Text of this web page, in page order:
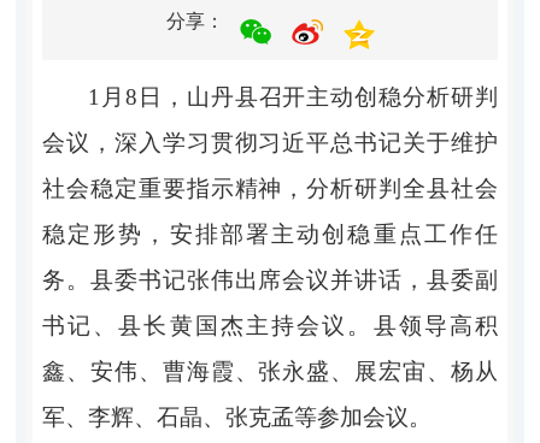
分享：
1月8日，山丹县召开主动创稳分析研判
会议，深入学习贯彻习近平总书记关于维护
社会稳定重要指示精神，分析研判全县社会
稳定形势，安排部署主动创稳重点工作任
务。县委书记张伟出席会议并讲话，县委副
书记、县长黄国杰主持会议。县领导高积
鑫、安伟、曹海霞、张永盛、展宏宙、杨从
军、李辉、石晶、张克孟等参加会议。